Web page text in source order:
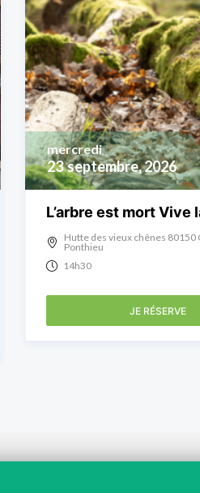
23 septembre, 2026
mercredi
L’arbre est mort Vive
Hutte des vieux chênes 80150
Ponthieu
14h30
JE RÉSERVE